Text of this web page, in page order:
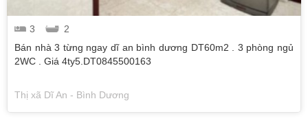
3
2
Bán nhà 3 từng ngay dĩ an bình dương DT60m2 . 3 phòng ngủ
2WC . Giá 4ty5.DT0845500163
Thị xã Dĩ An - Bình Dương